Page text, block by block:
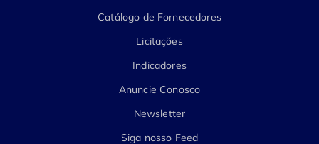
Catálogo de Fornecedores
Licitações
Indicadores
Anuncie Conosco
Newsletter
Siga nosso Feed